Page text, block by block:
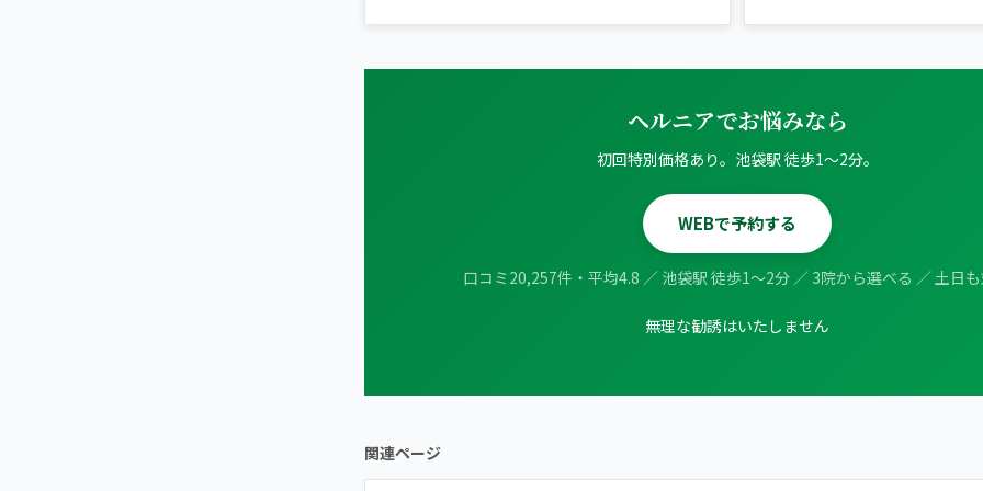
ヘルニアでお悩みなら
初回特別価格あり。池袋駅 徒歩1〜2分。
WEBで予約する
口コミ20,257件・平均4.8 ／ 池袋駅 徒歩1〜2分 ／ 3院から選べる ／ 土日
無理な勧誘はいたしません
関連ページ